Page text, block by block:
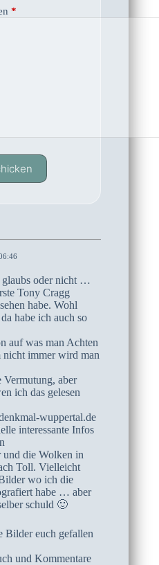
*
oder nicht …
Tony Cragg
habe. Wohl
habe ich auch so
auf was man Achten
immer wird man
aber
ich das gelesen
wuppertal.de
interessante Infos
und die Wolken in
Toll. Vielleicht
wo ich die
habe … aber
schuld 🙂
Bilder euch gefallen
und Kommentare